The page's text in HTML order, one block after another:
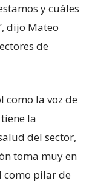
y cuáles
dijo Mateo
de
como la voz de
la
del sector,
toma muy en
como pilar de